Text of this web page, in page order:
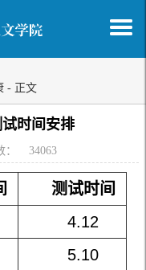
- 正文
时间安排
： 34063
测试时间
4.12
5.10